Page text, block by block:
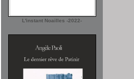
L'instant Noailles -2022-